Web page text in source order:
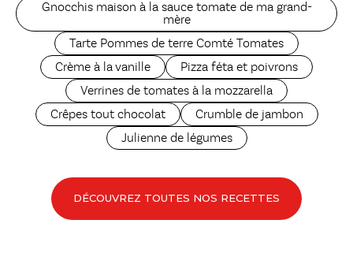
Gnocchis maison à la sauce tomate de ma grand-
mère
Tarte Pommes de terre Comté Tomates
Crème à la vanille
Pizza féta et poivrons
Verrines de tomates à la mozzarella
Crêpes tout chocolat
Crumble de jambon
Julienne de légumes
DÉCOUVREZ TOUTES NOS RECETTES